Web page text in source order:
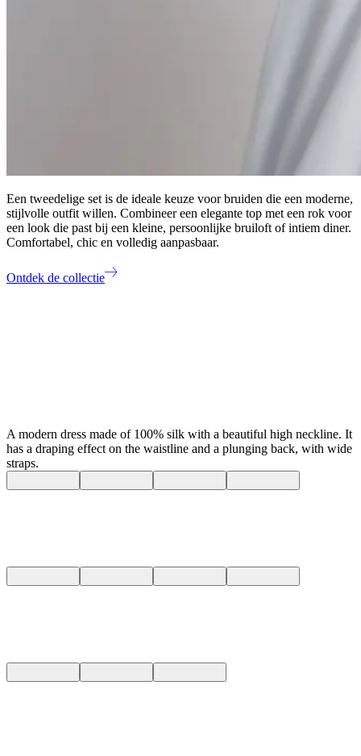
Een tweedelige set is de ideale keuze voor bruiden die een moderne,
stijlvolle outfit willen. Combineer een elegante top met een rok voor
een look die past bij een kleine, persoonlijke bruiloft of intiem diner.
Comfortabel, chic en volledig aanpasbaar.
Ontdek de collectie
A modern dress made of 100% silk with a beautiful high neckline. It
has a draping effect on the waistline and a plunging back, with wide
straps.